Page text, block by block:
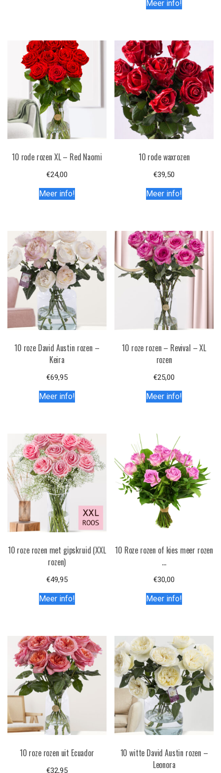
Meer info!
10 rode rozen XL – Red Naomi
€24,00
Meer info!
10 rode waxrozen
€39,50
Meer info!
10 roze David Austin rozen –
Keira
€69,95
Meer info!
10 roze rozen – Revival – XL
rozen
€25,00
Meer info!
10 roze rozen met gipskruid (XXL
rozen)
€49,95
Meer info!
10 Roze rozen of kies meer rozen
…
€30,00
Meer info!
10 roze rozen uit Ecuador
€32,95
10 witte David Austin rozen –
Leonora